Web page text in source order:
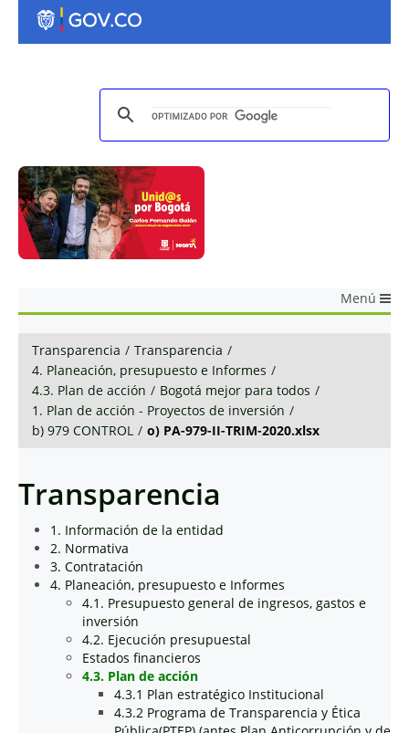
Menú
Transparencia / Transparencia /
4. Planeación, presupuesto e Informes /
4.3. Plan de acción / Bogotá mejor para todos /
1. Plan de acción - Proyectos de inversión /
b) 979 CONTROL / o) PA-979-II-TRIM-2020.xlsx
Transparencia
1. Información de la entidad
2. Normativa
3. Contratación
4. Planeación, presupuesto e Informes
4.1. Presupuesto general de ingresos, gastos e
inversión
4.2. Ejecución presupuestal
Estados financieros
4.3. Plan de acción
4.3.1 Plan estratégico Institucional
4.3.2 Programa de Transparencia y Ética